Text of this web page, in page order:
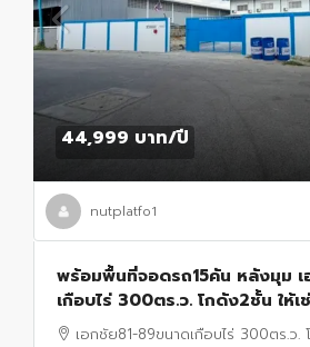
44,999 บาท/ปี
nutplatfo1
พร้อมพื้นที่จอดรถ15คัน หลังมุม
เกือบไร่ 300ตร.ว. โกดัง2ชั้น ให้
ตร.ม. 7-Eleven 279 ม. ใกล้
เอกชัย81-89ขนาดเกือบไร่ 300ตร.ว.